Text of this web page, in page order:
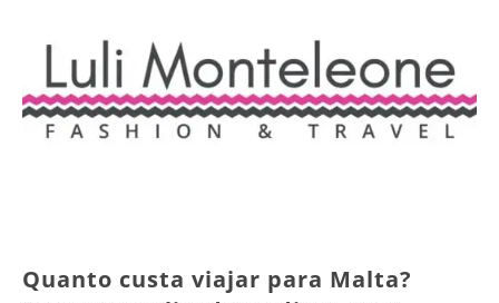
Quanto custa viajar para Malta?